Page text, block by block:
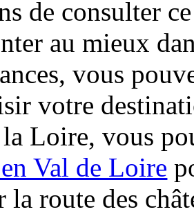
de consulter
au mieux
vous
votre
Loire, vous
Val de Loire
la route des